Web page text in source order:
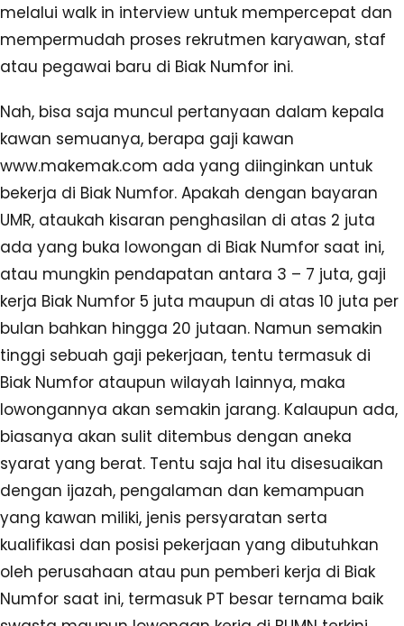
melalui walk in interview untuk mempercepat dan
mempermudah proses rekrutmen karyawan, staf
atau pegawai baru di Biak Numfor ini.
Nah, bisa saja muncul pertanyaan dalam kepala
kawan semuanya, berapa gaji kawan
www.makemak.com ada yang diinginkan untuk
bekerja di Biak Numfor. Apakah dengan bayaran
UMR, ataukah kisaran penghasilan di atas 2 juta
ada yang buka lowongan di Biak Numfor saat ini,
atau mungkin pendapatan antara 3 – 7 juta, gaji
kerja Biak Numfor 5 juta maupun di atas 10 juta per
bulan bahkan hingga 20 jutaan. Namun semakin
tinggi sebuah gaji pekerjaan, tentu termasuk di
Biak Numfor ataupun wilayah lainnya, maka
lowongannya akan semakin jarang. Kalaupun ada,
biasanya akan sulit ditembus dengan aneka
syarat yang berat. Tentu saja hal itu disesuaikan
dengan ijazah, pengalaman dan kemampuan
yang kawan miliki, jenis persyaratan serta
kualifikasi dan posisi pekerjaan yang dibutuhkan
oleh perusahaan atau pun pemberi kerja di Biak
Numfor saat ini, termasuk PT besar ternama baik